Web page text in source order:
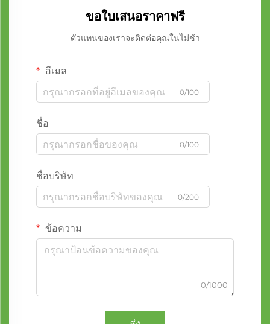
ขอใบเสนอราคาฟรี
ตัวแทนของเราจะติดต่อคุณในไม่ช้า
อีเมล
0/100
ชื่อ
0/100
ชื่อบริษัท
0/200
ข้อความ
0/1000